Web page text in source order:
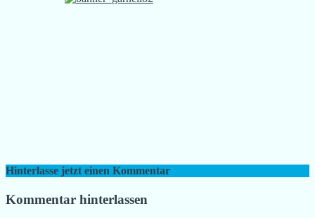
Hinterlasse jetzt einen Kommentar
Kommentar hinterlassen